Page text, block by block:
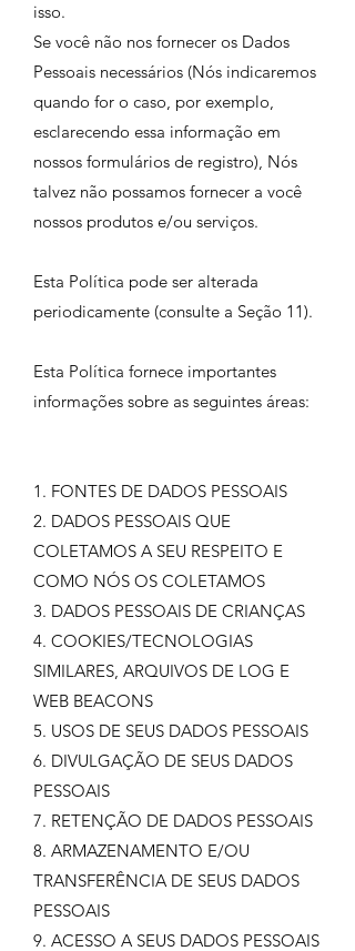
isso.
Se você não nos fornecer os Dados
Pessoais necessários (Nós indicaremos
quando for o caso, por exemplo,
esclarecendo essa informação em
nossos formulários de registro), Nós
talvez não possamos fornecer a você
nossos produtos e/ou serviços.
Esta Política pode ser alterada
periodicamente (consulte a Seção 11).
Esta Política fornece importantes
informações sobre as seguintes áreas:
1. FONTES DE DADOS PESSOAIS
2. DADOS PESSOAIS QUE
COLETAMOS A SEU RESPEITO E
COMO NÓS OS COLETAMOS
3. DADOS PESSOAIS DE CRIANÇAS
4. COOKIES/TECNOLOGIAS
SIMILARES, ARQUIVOS DE LOG E
WEB BEACONS
5. USOS DE SEUS DADOS PESSOAIS
6. DIVULGAÇÃO DE SEUS DADOS
PESSOAIS
7. RETENÇÃO DE DADOS PESSOAIS
8. ARMAZENAMENTO E/OU
TRANSFERÊNCIA DE SEUS DADOS
PESSOAIS
9. ACESSO A SEUS DADOS PESSOAIS